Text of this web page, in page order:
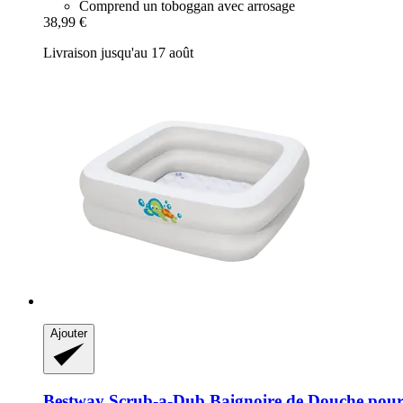
Comprend un toboggan avec arrosage
38,99 €
Livraison jusqu'au 17 août
Ajouter